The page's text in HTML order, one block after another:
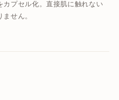
プセル化。直接肌に触れない
せん。